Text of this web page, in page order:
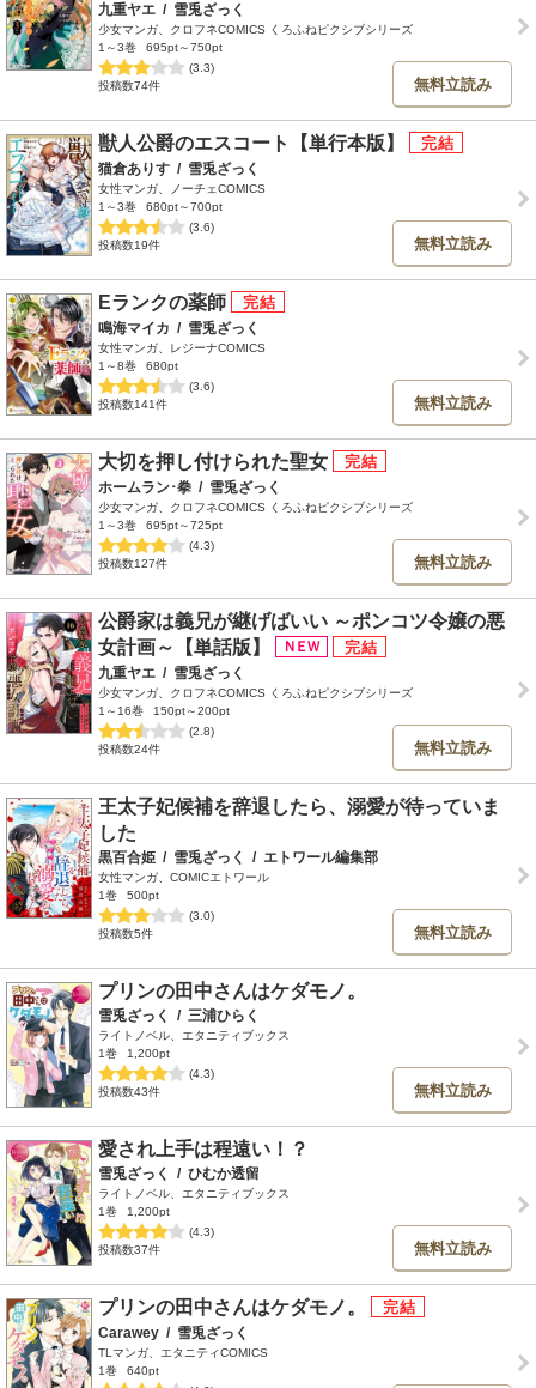
九重ヤエ / 雪兎ざっく
少女マンガ、クロフネCOMICS くろふねピクシブシリーズ
1～3巻
695pt～750pt
(3.3)
投稿数74件
無料立読み
獣人公爵のエスコート【単行本版】
猫倉ありす / 雪兎ざっく
女性マンガ、ノーチェCOMICS
1～3巻
680pt～700pt
(3.6)
投稿数19件
無料立読み
Eランクの薬師
鳴海マイカ / 雪兎ざっく
女性マンガ、レジーナCOMICS
1～8巻
680pt
(3.6)
投稿数141件
無料立読み
大切を押し付けられた聖女
ホームラン･拳 / 雪兎ざっく
少女マンガ、クロフネCOMICS くろふねピクシブシリーズ
1～3巻
695pt～725pt
(4.3)
投稿数127件
無料立読み
公爵家は義兄が継げばいい ～ポンコツ令嬢の悪
女計画～【単話版】
九重ヤエ / 雪兎ざっく
少女マンガ、クロフネCOMICS くろふねピクシブシリーズ
1～16巻
150pt～200pt
(2.8)
投稿数24件
無料立読み
王太子妃候補を辞退したら、溺愛が待っていま
した
黒百合姫 / 雪兎ざっく / エトワール編集部
女性マンガ、COMICエトワール
1巻
500pt
(3.0)
投稿数5件
無料立読み
プリンの田中さんはケダモノ。
雪兎ざっく / 三浦ひらく
ライトノベル、エタニティブックス
1巻
1,200pt
(4.3)
投稿数43件
無料立読み
愛され上手は程遠い！？
雪兎ざっく / ひむか透留
ライトノベル、エタニティブックス
1巻
1,200pt
(4.3)
投稿数37件
無料立読み
プリンの田中さんはケダモノ。
Carawey / 雪兎ざっく
TLマンガ、エタニティCOMICS
1巻
640pt